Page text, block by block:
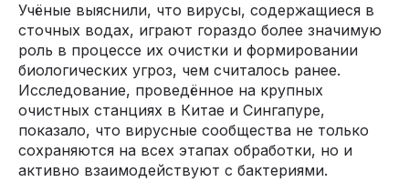
Учёные выяснили, что вирусы, содержащиеся в
сточных водах, играют гораздо более значимую
роль в процессе их очистки и формировании
биологических угроз, чем считалось ранее.
Исследование, проведённое на крупных
очистных станциях в Китае и Сингапуре,
показало, что вирусные сообщества не только
сохраняются на всех этапах обработки, но и
активно взаимодействуют с бактериями.